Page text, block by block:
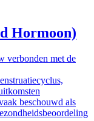
Hormoon)
verbonden met de
beschouwd als